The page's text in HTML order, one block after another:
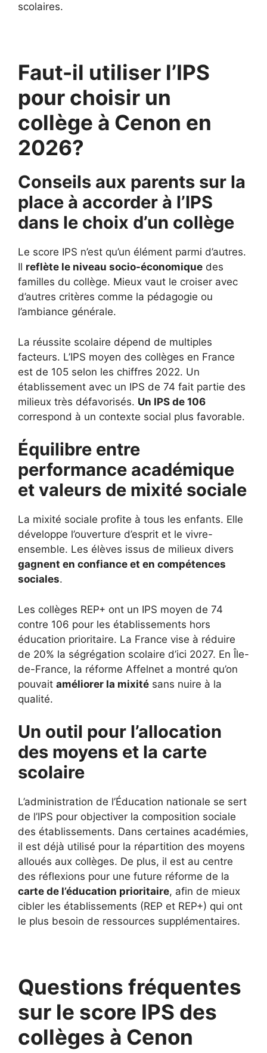
scolaires.
Faut-il utiliser l’IPS
pour choisir un
collège à Cenon en
2026?
Conseils aux parents sur la
place à accorder à l’IPS
dans le choix d’un collège
Le score IPS n’est qu’un élément parmi d’autres.
Il reflète le niveau socio-économique des
familles du collège. Mieux vaut le croiser avec
d’autres critères comme la pédagogie ou
l’ambiance générale.
La réussite scolaire dépend de multiples
facteurs. L’IPS moyen des collèges en France
est de 105 selon les chiffres 2022. Un
établissement avec un IPS de 74 fait partie des
milieux très défavorisés. Un IPS de 106
correspond à un contexte social plus favorable.
Équilibre entre
performance académique
et valeurs de mixité sociale
La mixité sociale profite à tous les enfants. Elle
développe l’ouverture d’esprit et le vivre-
ensemble. Les élèves issus de milieux divers
gagnent en confiance et en compétences
sociales.
Les collèges REP+ ont un IPS moyen de 74
contre 106 pour les établissements hors
éducation prioritaire. La France vise à réduire
de 20% la ségrégation scolaire d’ici 2027. En Île-
de-France, la réforme Affelnet a montré qu’on
pouvait améliorer la mixité sans nuire à la
qualité.
Un outil pour l’allocation
des moyens et la carte
scolaire
L’administration de l’Éducation nationale se sert
de l’IPS pour objectiver la composition sociale
des établissements. Dans certaines académies,
il est déjà utilisé pour la répartition des moyens
alloués aux collèges. De plus, il est au centre
des réflexions pour une future réforme de la
carte de l’éducation prioritaire, afin de mieux
cibler les établissements (REP et REP+) qui ont
le plus besoin de ressources supplémentaires.
Questions fréquentes
sur le score IPS des
collèges à Cenon